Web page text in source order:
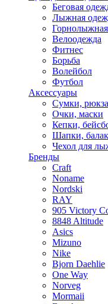
Беговая
Лыжная
Велоодежда
Фитнес
Борьба
Волейбол
Футбол
Аксессуары
Сумки,
Очки, маски
Кепки,
Шапки,
Чехол для
Бренды
Craft
Noname
Nordski
RAY
905 Victory
8848 Altitude
Asics
Mizuno
Nike
Bjorn Daehlie
One Way
Norveg
Mormaii